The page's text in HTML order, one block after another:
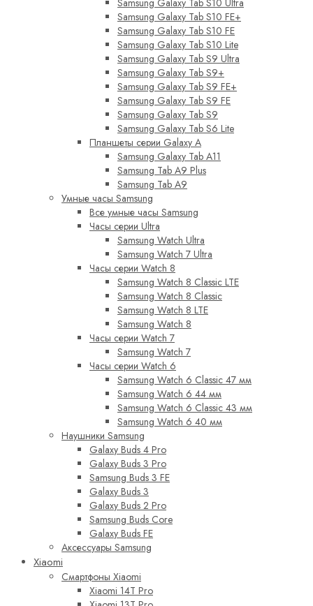
Samsung Galaxy Tab S10 FE+
Samsung Galaxy Tab S10 FE
Samsung Galaxy Tab S10 Lite
Samsung Galaxy Tab S9 Ultra
Samsung Galaxy Tab S9+
Samsung Galaxy Tab S9 FE+
Samsung Galaxy Tab S9 FE
Samsung Galaxy Tab S9
Samsung Galaxy Tab S6 Lite
Планшеты серии Galaxy A
Samsung Galaxy Tab A11
Samsung Tab A9 Plus
Samsung Tab A9
Умные часы Samsung
Все умные часы Samsung
Часы серии Ultra
Samsung Watch Ultra
Samsung Watch 7 Ultra
Часы серии Watch 8
Samsung Watch 8 Classic LTE
Samsung Watch 8 Classic
Samsung Watch 8 LTE
Samsung Watch 8
Часы серии Watch 7
Samsung Watch 7
Часы серии Watch 6
Samsung Watch 6 Classic 47 мм
Samsung Watch 6 44 мм
Samsung Watch 6 Classic 43 мм
Samsung Watch 6 40 мм
Наушники Samsung
Galaxy Buds 4 Pro
Galaxy Buds 3 Pro
Samsung Buds 3 FE
Galaxy Buds 3
Galaxy Buds 2 Pro
Samsung Buds Core
Galaxy Buds FE
Аксессуары Samsung
Xiaomi
Смартфоны Xiaomi
Xiaomi 14T Pro